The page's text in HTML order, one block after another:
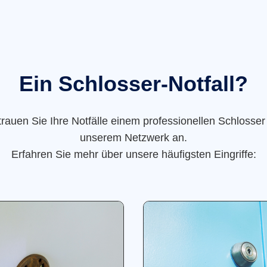
Ein Schlosser-Notfall?
Sie Ihre Notfälle einem professionellen
unserem Netzwerk an.
Erfahren Sie mehr über unsere häufigsten Eingriffe: